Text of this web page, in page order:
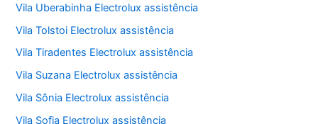
Vila Uberabinha Electrolux assistência
Vila Tolstoi Electrolux assistência
Vila Tiradentes Electrolux assistência
Vila Suzana Electrolux assistência
Vila Sônia Electrolux assistência
Vila Sofia Electrolux assistência